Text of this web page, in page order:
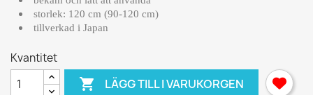
storlek: 120 cm (90-120 cm)
tillverkad i Japan
Kvantitet
 LÄGG TILL I VARUKORGEN